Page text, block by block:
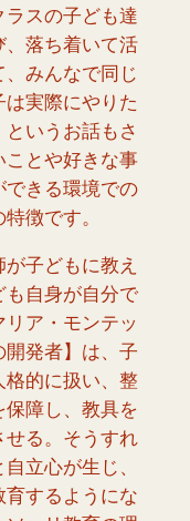
スの子ども達
、落ち着いて活
みんなで同じ
実際にやりた
いうお話もさ
ことや好きな事
できる環境での
徴です。
子どもに教え
も自身が自分で
ア・モンテッ
開発者】は、子
格的に扱い、整
障し、教具を
せる。そうすれ
立心が生じ、
するようにな